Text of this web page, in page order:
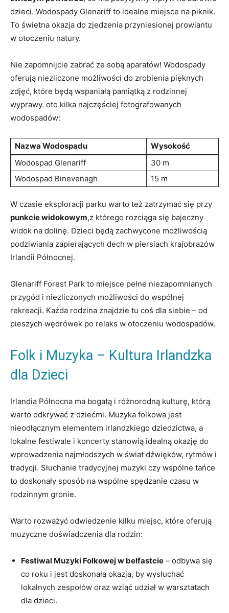
dzieci. Wodospady Glenariff to idealne miejsce na piknik.
To świetna okazja do zjedzenia przyniesionej prowiantu
w otoczeniu natury.
Nie zapomnijcie zabrać ze sobą aparatów! Wodospady
oferują niezliczone możliwości do zrobienia pięknych
zdjęć, które będą wspaniałą pamiątką z rodzinnej
wyprawy. oto kilka najczęściej fotografowanych
wodospadów:
Nazwa Wodospadu
Wysokość
Wodospad Glenariff
30 m
Wodospad Binevenagh
15 m
W czasie eksploracji parku warto też zatrzymać się przy
punkcie widokowym,z którego rozciąga się bajeczny
widok na dolinę. Dzieci będą zachwycone możliwością
podziwiania zapierających dech w piersiach krajobrazów
Irlandii Północnej.
Glenariff Forest Park to miejsce pełne niezapomnianych
przygód i niezliczonych możliwości do wspólnej
rekreacji. Każda rodzina znajdzie tu coś dla siebie – od
pieszych wędrówek po relaks w otoczeniu wodospadów.
Folk i Muzyka – Kultura Irlandzka
dla Dzieci
Irlandia Północna ma bogatą i różnorodną kulturę, którą
warto odkrywać z dziećmi. Muzyka folkowa jest
nieodłącznym elementem irlandzkiego dziedzictwa, a
lokalne festiwale i koncerty stanowią idealną okazję do
wprowadzenia najmłodszych w świat dźwięków, rytmów i
tradycji. Słuchanie tradycyjnej muzyki czy wspólne tańce
to doskonały sposób na wspólne spędzanie czasu w
rodzinnym gronie.
Warto rozważyć odwiedzenie kilku miejsc, które oferują
muzyczne doświadczenia dla rodzin:
Festiwal Muzyki Folkowej w belfastcie – odbywa się
co roku i jest doskonałą okazją, by wysłuchać
lokalnych zespołów oraz wziąć udział w warsztatach
dla dzieci.